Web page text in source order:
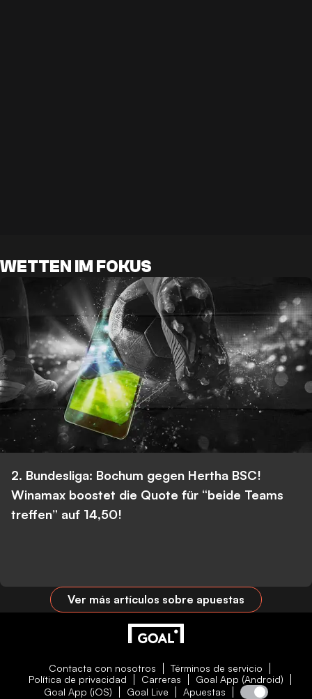
WETTEN IM FOKUS
2. Bundesliga: Bochum gegen Hertha BSC!
Winamax boostet die Quote für “beide Teams
treffen” auf 14,50!
Ver más artículos sobre apuestas
Contacta con nosotros
Términos de servicio
Política de privacidad
Carreras
Goal App (Android)
Goal App (iOS)
Goal Live Apuestas